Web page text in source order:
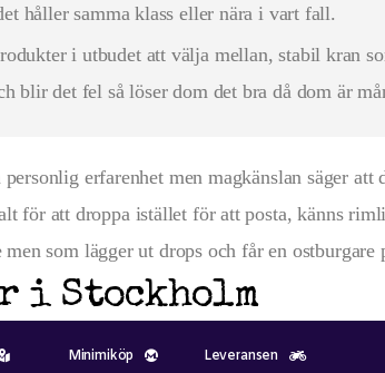
håller samma klass eller nära i vart fall.
i utbudet att välja mellan, stabil kran
blir det fel så löser dom det bra då dom är
erfarenhet men magkänslan säger
för att droppa istället för att posta, känns
som lägger ut drops och får en ostburgare
i Stockholm
Minimiköp Leveransen